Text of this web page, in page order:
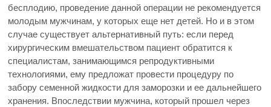
бесплодию, проведение данной операции не рекомендуется
молодым мужчинам, у которых еще нет детей. Но и в этом
случае существует альтернативный путь: если перед
хирургическим вмешательством пациент обратится к
специалистам, занимающимся репродуктивными
технологиями, ему предложат провести процедуру по
забору семенной жидкости для заморозки и ее дальнейшего
хранения. Впоследствии мужчина, который прошел через